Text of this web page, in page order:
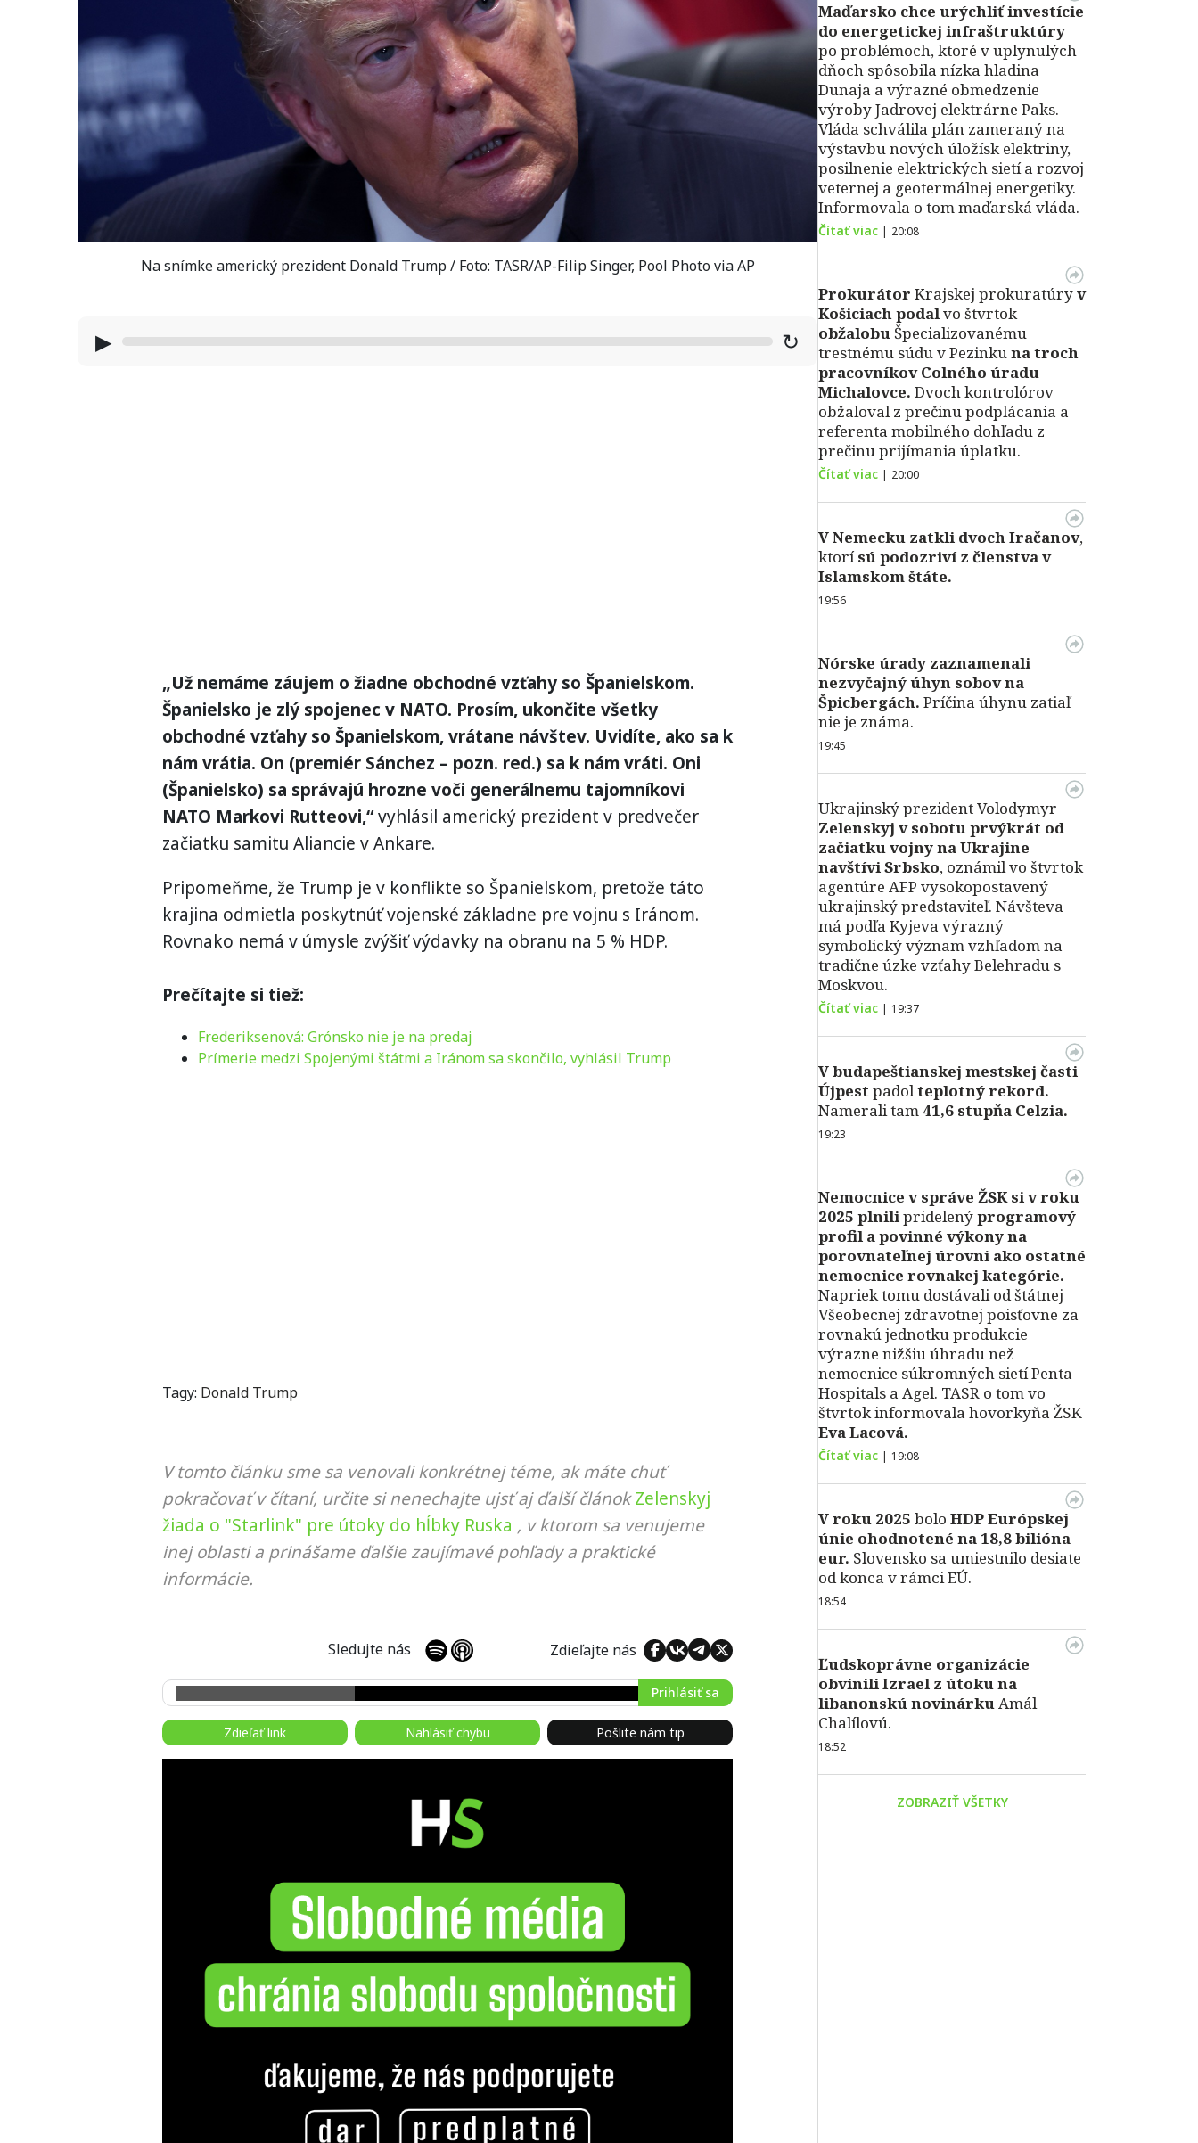
Na snímke americký prezident Donald Trump / Foto: TASR/AP-Filip Singer, Pool Photo via AP
▶ ↻
„Už nemáme záujem o žiadne obchodné vzťahy so Španielskom.
Španielsko je zlý spojenec v NATO. Prosím, ukončite všetky
obchodné vzťahy so Španielskom, vrátane návštev. Uvidíte, ako sa k
nám vrátia. On (premiér Sánchez – pozn. red.) sa k nám vráti. Oni
(Španielsko) sa správajú hrozne voči generálnemu tajomníkovi
NATO Markovi Rutteovi,“vyhlásil americký prezident v predvečer
začiatku samitu Aliancie v Ankare.
Pripomeňme, že Trump je v konflikte so Španielskom, pretože táto
krajina odmietla poskytnúť vojenské základne pre vojnu s Iránom.
Rovnako nemá v úmysle zvýšiť výdavky na obranu na 5 % HDP.
Prečítajte si tiež:
Frederiksenová: Grónsko nie je na predaj
Prímerie medzi Spojenými štátmi a Iránom sa skončilo, vyhlásil Trump
Tagy: Donald Trump
V tomto článku sme sa venovali konkrétnej téme, ak máte chuť
pokračovať v čítaní, určite si nenechajte ujsť aj ďalší článok Zelenskyj
žiada o "Starlink" pre útoky do hĺbky Ruska , v ktorom sa venujeme
inej oblasti a prinášame ďalšie zaujímavé pohľady a praktické
informácie.
Sledujte nás Zdieľajte nás
Prihlásiť sa
Zdieľať link Nahlásiť chybu Pošlite nám tip
Maďarsko chce urýchliť investície
do energetickej infraštruktúry
po problémoch, ktoré v uplynulých
dňoch spôsobila nízka hladina
Dunaja a výrazné obmedzenie
výroby Jadrovej elektrárne Paks.
Vláda schválila plán zameraný na
výstavbu nových úložísk elektriny,
posilnenie elektrických sietí a rozvoj
veternej a geotermálnej energetiky.
Informovala o tom maďarská vláda.
Čítať viac | 20:08
Prokurátor Krajskej prokuratúryv
Košiciach podalvo štvrtok
obžalobu Špecializovanému
trestnému súdu v Pezinkuna troch
pracovníkov Colného úradu
Michalovce. Dvoch kontrolórov
obžaloval z prečinu podplácania a
referenta mobilného dohľadu z
prečinu prijímania úplatku.
Čítať viac | 20:00
V Nemecku zatkli dvoch Iračanov,
ktorísú podozriví z členstva v
Islamskom štáte.
19:56
Nórske úrady zaznamenali
nezvyčajný úhyn sobov na
Špicbergách. Príčina úhynu zatiaľ
nie je známa.
19:45
Ukrajinský prezident Volodymyr
Zelenskyj v sobotu prvýkrát od
začiatku vojny na Ukrajine
navštívi Srbsko, oznámil vo štvrtok
agentúre AFP vysokopostavený
ukrajinský predstaviteľ. Návšteva
má podľa Kyjeva výrazný
symbolický význam vzhľadom na
tradične úzke vzťahy Belehradu s
Moskvou.
Čítať viac | 19:37
Vbudapeštianskej mestskej časti
Újpestpadolteplotný rekord.
Namerali tam 41,6 stupňa Celzia.
19:23
Nemocnice v správe ŽSK si v roku
2025 plnilipridelenýprogramový
profil a povinné výkony na
porovnateľnej úrovni ako ostatné
nemocnice rovnakej kategórie.
Napriek tomu dostávali od štátnej
Všeobecnej zdravotnej poisťovne za
rovnakú jednotku produkcie
výrazne nižšiu úhradu než
nemocnice súkromných sietí Penta
Hospitals a Agel. TASR o tom vo
štvrtok informovala hovorkyňa ŽSK
Eva Lacová.
Čítať viac | 19:08
V roku 2025 bolo HDPEurópskej
únie ohodnotené na 18,8 bilióna
eur. Slovensko sa umiestnilo desiate
od konca v rámci EÚ.
18:54
Ľudskoprávne organizácie
obvinili Izrael z útoku na
libanonskú novinárkuAmál
Chalílovú.
18:52
ZOBRAZIŤ VŠETKY